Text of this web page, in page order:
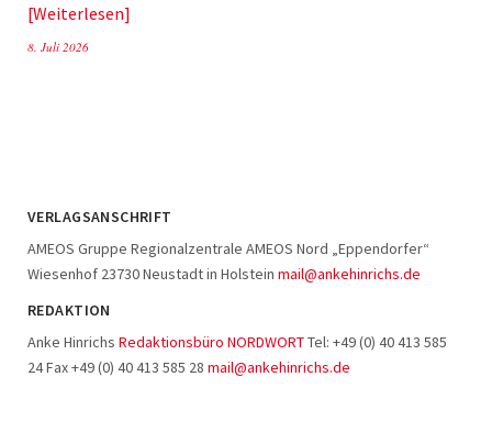
Weiterlesen
8. Juli 2026
VERLAGSANSCHRIFT
AMEOS Gruppe Regionalzentrale AMEOS Nord „Eppendorfer“
Wiesenhof 23730 Neustadt in Holstein mail@ankehinrichs.de
REDAKTION
Anke Hinrichs Redaktionsbüro NORDWORTTel: +49 (0) 40 413 585
24 Fax +49 (0) 40 413 585 28 mail@ankehinrichs.de